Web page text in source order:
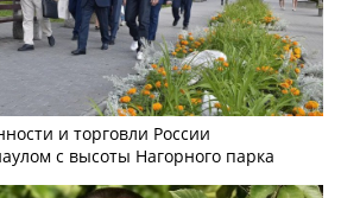
и торговли России
с высоты Нагорного парка